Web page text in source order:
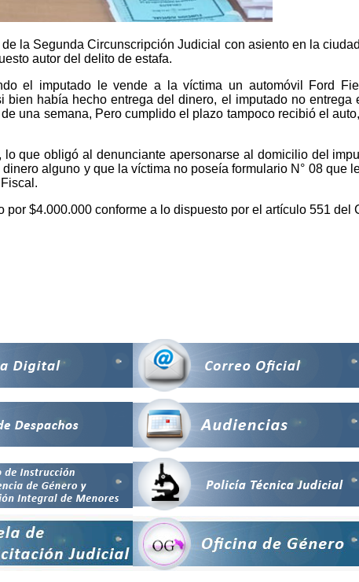
la Segunda Circunscripción Judicial con asiento en la
autor del delito de estafa.
el imputado le vende a la víctima un automóvil Ford
había hecho entrega del dinero, el imputado no
una semana, Pero cumplido el plazo tampoco recibió el
que obligó al denunciante apersonarse al domicilio del
alguno y que la víctima no poseía formulario N° 08 que
$4.000.000 conforme a lo dispuesto por el artículo 551 del